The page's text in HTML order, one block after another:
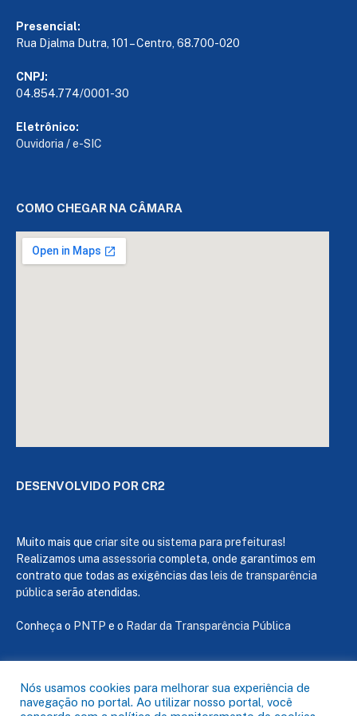
Presencial:
Rua Djalma Dutra, 101 – Centro, 68.700-020
CNPJ:
04.854.774/0001-30
Eletrônico:
Ouvidoria /e-SIC
COMO CHEGAR NA CÂMARA
DESENVOLVIDO POR CR2
Muito mais que criar site ou sistema para prefeituras!
Realizamos uma assessoria completa, onde garantimos em
contrato que todas as exigências das leis de transparência
pública serão atendidas.
Conheça o PNTP e o Radar da Transparência Pública
Todos os direitos reservados a Câmara de Capanema
Nós usamos cookies para melhorar sua experiência de
navegação no portal. Ao utilizar nosso portal, você